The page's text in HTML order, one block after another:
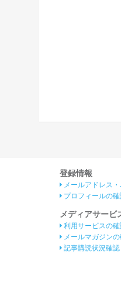
登録情報
メールアドレス
プロフィールの
メディアサービ
利用サービスの
メールマガジン
記事購読状況確